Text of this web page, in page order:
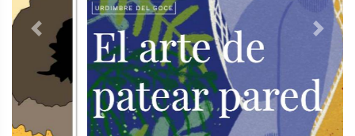
Previous Next